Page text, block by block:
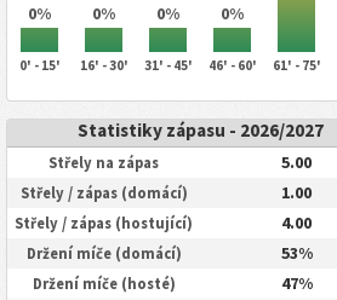
0% 0% 0% 0%
0' - 15' 16' - 30' 31' - 45' 46' - 60' 61' - 75'
Statistiky zápasu - 2026/2027
Střely na zápas 5.00
Střely / zápas (domácí) 1.00
Střely / zápas (hostující) 4.00
Držení míče (domácí) 53%
Držení míče (hosté) 47%